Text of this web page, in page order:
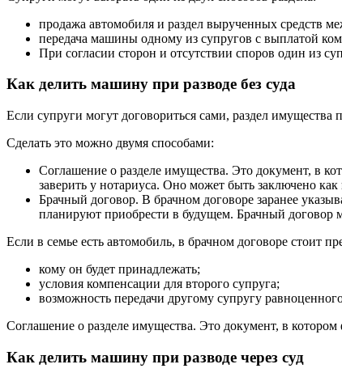
продажа автомобиля и раздел вырученных средств
передача машины одному из супругов с выплатой
При согласии сторон и отсутствии споров один из
Как делить машину при разводе без суда
Если супруги могут договориться сами, раздел имущества
Сделать это можно двумя способами:
Соглашение о разделе имущества. Это документ, в
заверить у нотариуса. Оно может быть заключено
Брачный договор. В брачном договоре заранее
планируют приобрести в будущем. Брачный договор
Если в семье есть автомобиль, в брачном договоре стоит
кому он будет принадлежать;
условия компенсации для второго супруга;
возможность передачи другому супругу
Соглашение о разделе имущества. Это документ, в
Как делить машину при разводе через суд